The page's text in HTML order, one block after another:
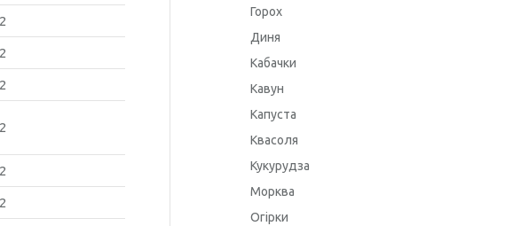
Горох
Диня
Кабачки
Кавун
Капуста
Квасоля
Кукурудза
Морква
Огірки